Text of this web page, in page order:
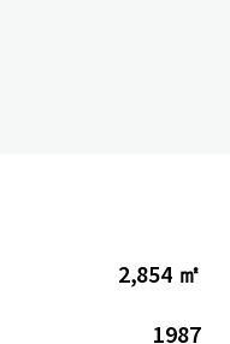
2,854 ㎡
1987